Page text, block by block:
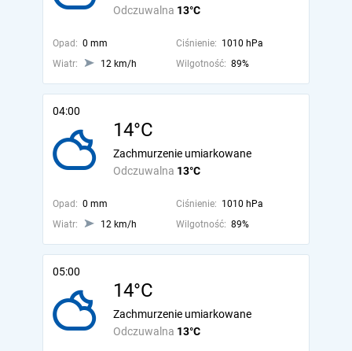
Odczuwalna 13°C
Opad: 0 mm Ciśnienie: 1010 hPa
Wiatr:
12 km/h Wilgotność: 89%
04:00
14°C
Odczuwalna 13°C
Zachmurzenie umiarkowane
Opad: 0 mm Ciśnienie: 1010 hPa
Wiatr:
12 km/h Wilgotność: 89%
05:00
14°C
Odczuwalna 13°C
Zachmurzenie umiarkowane